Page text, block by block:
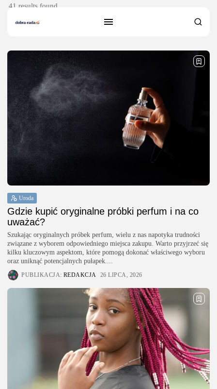
41 results found
Uroda
Gdzie kupić oryginalne próbki perfum i na co
uważać?
Szukając oryginalnych próbek perfum, wielu z nas napotyka trudności
związane z wyborem odpowiedniego miejsca zakupu. Warto przyjrzeć się
kilku kluczowym aspektom, które pomogą dokonać właściwego wyboru
oraz uniknąć potencjalnych pułapek....
PUBLIKACJA: REDAKCJA 26 LIPCA, 2026